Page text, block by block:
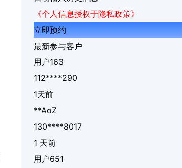
《个人信息授权于隐私政策》
立即预约
最新参与客户
用户163
112****290
1天前
**AoZ
130****8017
1 天前
用户651